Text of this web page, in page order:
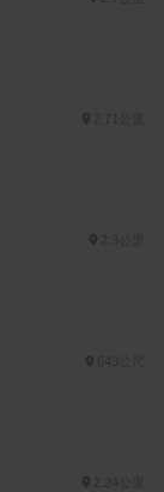
643公尺
2.24公里